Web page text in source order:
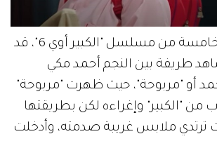
وكانت الحلقة الخامسة من مسلسل "الكبير أوي 6"، قد
طريفة بين النجم أحمد مكي
أو "مربوحة"، حيث ظهرت "مربوحة"
من "الكبير" وإغراءه لكن بطريقتها
ملابس غريبة صدمته، وأدخلت